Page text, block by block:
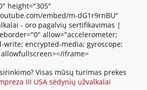
height="305"
embed/m-dG1r9rnBU"
- oro pagalvių sertifikavimas |
allow="accelerometer;
write; encrypted-media; gyroscope;
iframe>
Visas mūsų turimas prekes
III USA sėdynių užvalkalai